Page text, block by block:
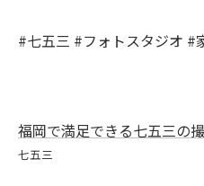
#七五三 #フォトスタジオ #
福岡で満足できる七五三の
七五三